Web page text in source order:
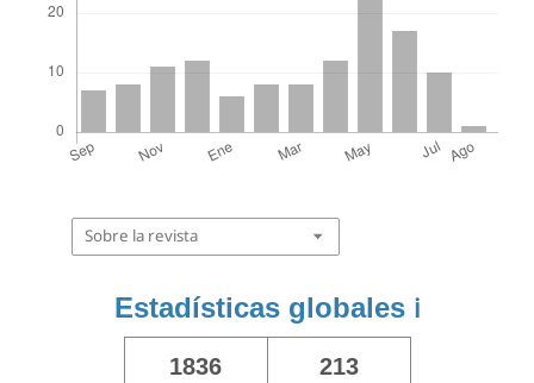
Sobre la revista
Estadísticas globales ℹ️
1836 213